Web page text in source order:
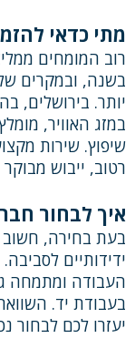
מתי כדאי
רוב המומחים
בשנה, ובמקרים
יותר. בירושלים,
במזג האוויר,
שיפוץ. שירות
רטוב, ייבוש
איך לבחור
בעת בחירה, חשוב
ידידותיים
העבודה ומתמחה
בעבודת יד.
יעזרו לכם לבחור